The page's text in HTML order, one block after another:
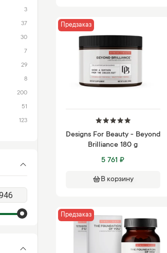
Предзаказ
Designs For Beauty - Beyond
Brilliance 180 g
5 761 ₽
В корзину
Предзаказ
3
37
30
7
29
8
200
51
123